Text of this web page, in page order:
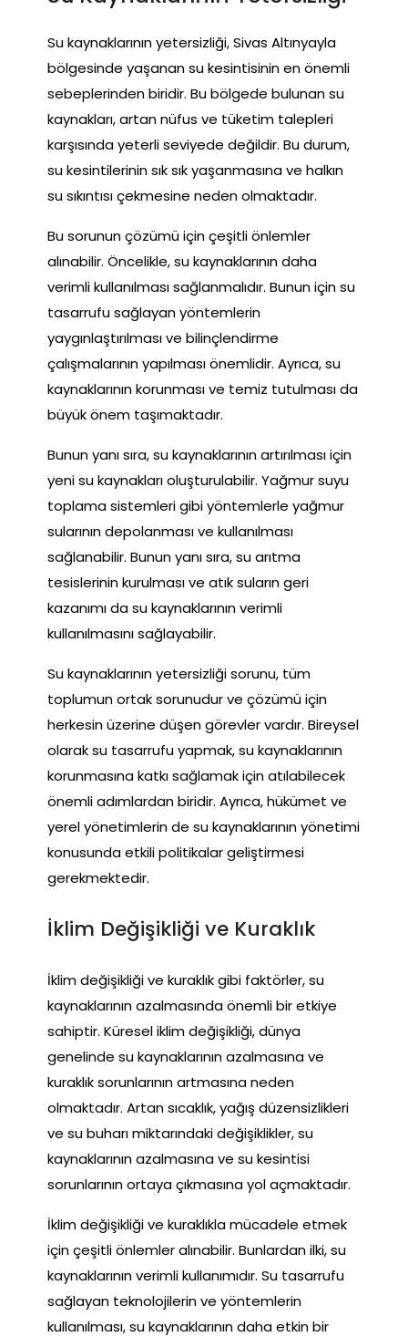
Su kaynaklarının yetersizliği, Sivas Altınyayla
bölgesinde yaşanan su kesintisinin en önemli
sebeplerinden biridir. Bu bölgede bulunan su
kaynakları, artan nüfus ve tüketim talepleri
karşısında yeterli seviyede değildir. Bu durum,
su kesintilerinin sık sık yaşanmasına ve halkın
su sıkıntısı çekmesine neden olmaktadır.
Bu sorunun çözümü için çeşitli önlemler
alınabilir. Öncelikle, su kaynaklarının daha
verimli kullanılması sağlanmalıdır. Bunun için su
tasarrufu sağlayan yöntemlerin
yaygınlaştırılması ve bilinçlendirme
çalışmalarının yapılması önemlidir. Ayrıca, su
kaynaklarının korunması ve temiz tutulması da
büyük önem taşımaktadır.
Bunun yanı sıra, su kaynaklarının artırılması için
yeni su kaynakları oluşturulabilir. Yağmur suyu
toplama sistemleri gibi yöntemlerle yağmur
sularının depolanması ve kullanılması
sağlanabilir. Bunun yanı sıra, su arıtma
tesislerinin kurulması ve atık suların geri
kazanımı da su kaynaklarının verimli
kullanılmasını sağlayabilir.
Su kaynaklarının yetersizliği sorunu, tüm
toplumun ortak sorunudur ve çözümü için
herkesin üzerine düşen görevler vardır. Bireysel
olarak su tasarrufu yapmak, su kaynaklarının
korunmasına katkı sağlamak için atılabilecek
önemli adımlardan biridir. Ayrıca, hükümet ve
yerel yönetimlerin de su kaynaklarının yönetimi
konusunda etkili politikalar geliştirmesi
gerekmektedir.
İklim Değişikliği ve Kuraklık
İklim değişikliği ve kuraklık gibi faktörler, su
kaynaklarının azalmasında önemli bir etkiye
sahiptir. Küresel iklim değişikliği, dünya
genelinde su kaynaklarının azalmasına ve
kuraklık sorunlarının artmasına neden
olmaktadır. Artan sıcaklık, yağış düzensizlikleri
ve su buharı miktarındaki değişiklikler, su
kaynaklarının azalmasına ve su kesintisi
sorunlarının ortaya çıkmasına yol açmaktadır.
İklim değişikliği ve kuraklıkla mücadele etmek
için çeşitli önlemler alınabilir. Bunlardan ilki, su
kaynaklarının verimli kullanımıdır. Su tasarrufu
sağlayan teknolojilerin ve yöntemlerin
kullanılması, su kaynaklarının daha etkin bir